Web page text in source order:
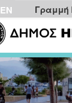
EN Γραμμή